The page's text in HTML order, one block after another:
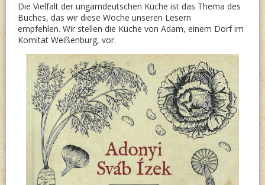
Die Vielfalt der ungarndeutschen Küche ist das Thema des
Buches, das wir diese Woche unseren Lesern
empfehlen. Wir stellen die Küche von Adam, einem Dorf im
Komitat Weißenburg, vor.